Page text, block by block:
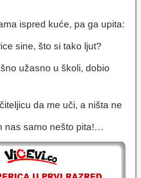
ispred kuće, pa ga upita:
sine, što si tako ljut?
užasno u školi, dobio
da me uči, a ništa ne
nas samo nešto pita!…